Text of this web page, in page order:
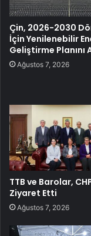
Çin, 2026-2030
İçin Yenilenebilir
Geliştirme Planını
Ağustos 7, 2026
TTB ve Barolar,
Ziyaret Etti
Ağustos 7, 2026